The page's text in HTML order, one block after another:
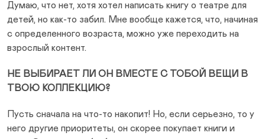
Думаю, что нет, хотя хотел написать книгу о театре для
детей, но как-то забил. Мне вообще кажется, что, начиная
с определенного возраста, можно уже переходить на
взрослый контент.
НЕ ВЫБИРАЕТ ЛИ ОН ВМЕСТЕ С ТОБОЙ ВЕЩИ В
ТВОЮ КОЛЛЕКЦИЮ?
Пусть сначала на что-то накопит! Но, если серьезно, то у
него другие приоритеты, он скорее покупает книги и